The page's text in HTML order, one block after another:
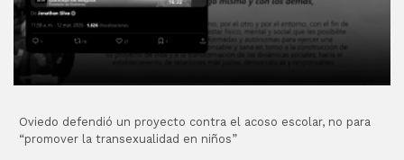
Oviedo defendió un proyecto contra el acoso escolar, no para
“promover la transexualidad en niños”